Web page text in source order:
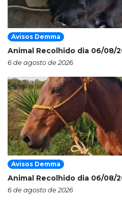
Avisos Demma
Animal Recolhido dia 06/08/
6 de agosto de 2026
Avisos Demma
Animal Recolhido dia 06/08/
6 de agosto de 2026